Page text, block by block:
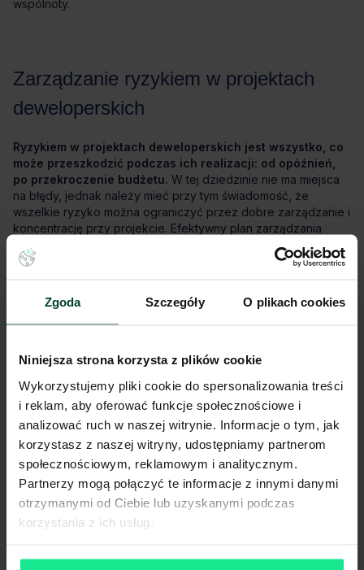
Zgoda Szczegóły O plikach cookies
Niniejsza strona korzysta z plików cookie
Wykorzystujemy pliki cookie do spersonalizowania treści
i reklam, aby oferować funkcje społecznościowe i
analizować ruch w naszej witrynie. Informacje o tym, jak
korzystasz z naszej witryny, udostępniamy partnerom
społecznościowym, reklamowym i analitycznym.
Partnerzy mogą połączyć te informacje z innymi danymi
otrzymanymi od Ciebie lub uzyskanymi podczas
korzystania z ich usług.
Ryzykiem w projektach deweloperskich jest wszystko, co
może przeszkodzić podczas ich realizacji: od opóźnień,
po przekroczenie budżetu.